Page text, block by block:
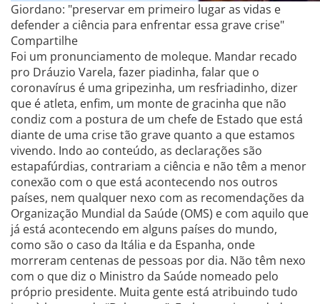
Giordano: "preservar em primeiro lugar as vidas e
defender a ciência para enfrentar essa grave crise"
Compartilhe
Foi um pronunciamento de moleque. Mandar recado
pro Dráuzio Varela, fazer piadinha, falar que o
coronavírus é uma gripezinha, um resfriadinho, dizer
que é atleta, enfim, um monte de gracinha que não
condiz com a postura de um chefe de Estado que está
diante de uma crise tão grave quanto a que estamos
vivendo. Indo ao conteúdo, as declarações são
estapafúrdias, contrariam a ciência e não têm a menor
conexão com o que está acontecendo nos outros
países, nem qualquer nexo com as recomendações da
Organização Mundial da Saúde (OMS) e com aquilo que
já está acontecendo em alguns países do mundo,
como são o caso da Itália e da Espanha, onde
morreram centenas de pessoas por dia. Não têm nexo
com o que diz o Ministro da Saúde nomeado pelo
próprio presidente. Muita gente está atribuindo tudo